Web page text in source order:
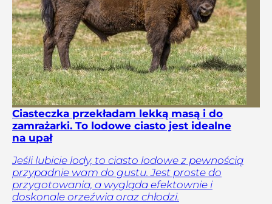
Ciasteczka przekładam lekką masą i do
zamrażarki. To lodowe ciasto jest idealne
na upał
Jeśli lubicie lody, to ciasto lodowe z pewnością
przypadnie wam do gustu. Jest proste do
przygotowania, a wygląda efektownie i
doskonale orzeźwia oraz chłodzi.